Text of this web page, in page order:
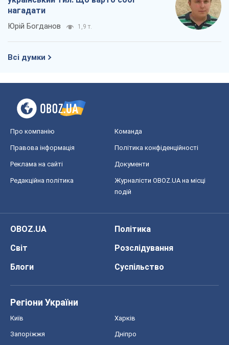
нагадати
Юрій Богданов 1,9 т.
Всі думки
Про компанію Команда
Правова інформація Політика конфіденційності
Реклама на сайті Документи
Редакційна політика
Журналісти OBOZ.UA на місці
подій
OBOZ.UA
Політика
Світ
Розслідування
Блоги
Суспільство
Регіони України
Київ Харків
Запоріжжя Дніпро